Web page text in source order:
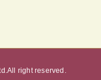
right reserved.